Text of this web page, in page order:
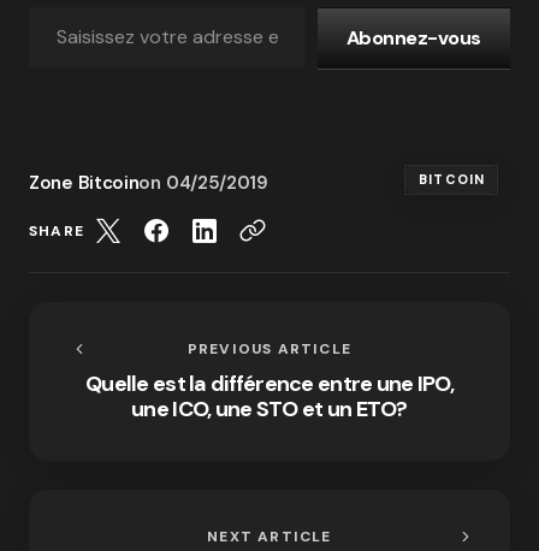
Abonnez-vous
Zone Bitcoinon 04/25/2019 BITCOIN
SHARE
PREVIOUS ARTICLE
Quelle est la différence entre une IPO,
une ICO, une STO et un ETO?
NEXT ARTICLE